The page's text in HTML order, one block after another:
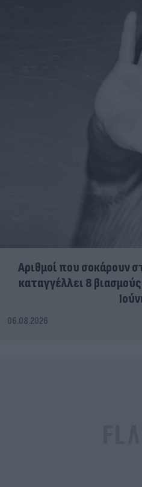
Αριθμοί που σοκάρουν
καταγγέλλει 8
06.08.2026